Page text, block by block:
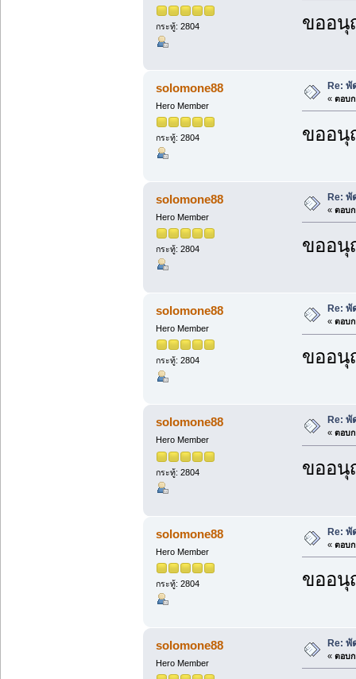
กระทู้: 2804 ขออนุ
solomone88
Hero Member
กระทู้: 2804
Re: พั
« ตอบก
ขออนุ
solomone88
Hero Member
กระทู้: 2804
Re: พั
« ตอบก
ขออนุ
solomone88
Hero Member
กระทู้: 2804
Re: พั
« ตอบก
ขออนุ
solomone88
Hero Member
กระทู้: 2804
Re: พั
« ตอบก
ขออนุ
solomone88
Hero Member
กระทู้: 2804
Re: พั
« ตอบก
ขออนุ
solomone88
Hero Member
Re: พั
« ตอบก